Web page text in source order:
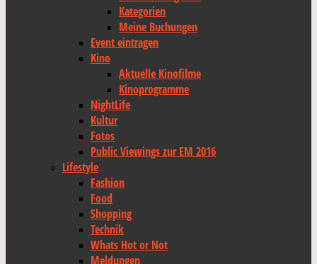
Kategorien
Meine Buchungen
Event eintragen
Kino
Aktuelle Kinofilme
Kinoprogramme
NightLife
Kultur
Fotos
Public Viewings zur EM 2016
Lifestyle
Fashion
Food
Shopping
Technik
Whats Hot or Not
Meldungen